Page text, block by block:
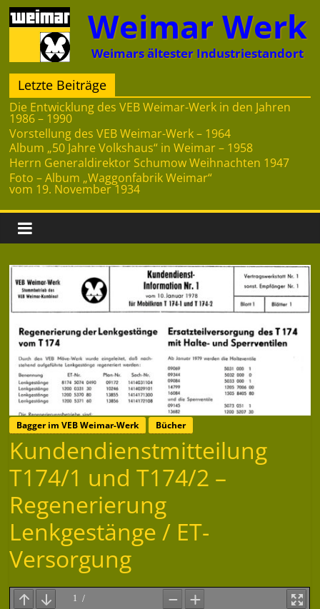
Zum
Inhalt
springen
Weimar Werk
Weimars ältester Industriestandort
Letzte Beiträge
Die Entwicklung des VEB Weimar-Werk in den Jahren
1986 – 1990
Vorstellung des VEB Weimar-Werk – 1964
Album „50 Jahre Volkshaus“ in Weimar – 1958
Herrn Generaldirektor Schumow Weihnachten 1947
Foto – Album „Waggonfabrik Weimar“
vom 19. November 1934
Bagger im VEB Weimar-Werk Bücher
Kundendienstmitteilung
T174/1 und T174/2 –
Regenerierung
Lenkgestänge / ET-
Versorgung